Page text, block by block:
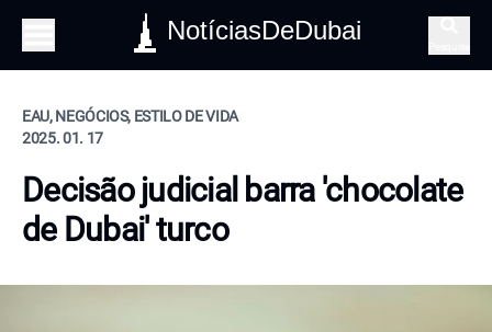
NotíciasDeDubai
EAU, NEGÓCIOS, ESTILO DE VIDA
2025. 01. 17
Decisão judicial barra 'chocolate
de Dubai' turco